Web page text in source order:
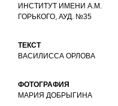
ИНСТИТУТ ИМЕНИ А.М.
ГОРЬКОГО, АУД. №35
ТЕКСТ
ВАСИЛИССА ОРЛОВА
ФОТОГРАФИЯ
МАРИЯ ДОБРЫГИНА